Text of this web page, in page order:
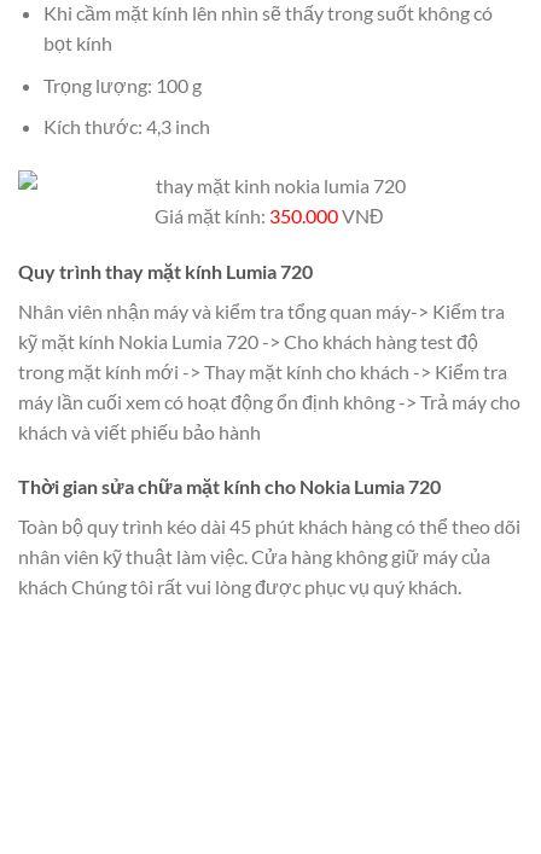
Khi cầm mặt kính lên nhìn sẽ thấy trong suốt không có
bọt kính
Trọng lượng: 100 g
Kích thước: 4,3 inch
Giá mặt kính: 350.000VNĐ
Quy trình thay mặt kính Lumia 720
Nhân viên nhận máy và kiểm tra tổng quan máy-> Kiểm tra
kỹ mặt kính Nokia Lumia 720 -> Cho khách hàng test độ
trong mặt kính mới -> Thay mặt kính cho khách -> Kiểm tra
máy lần cuối xem có hoạt động ổn định không -> Trả máy cho
khách và viết phiếu bảo hành
Thời gian sửa chữa mặt kính cho Nokia Lumia 720
Toàn bộ quy trình kéo dài 45 phút khách hàng có thể theo dõi
nhân viên kỹ thuật làm việc. Cửa hàng không giữ máy của
khách Chúng tôi rất vui lòng được phục vụ quý khách.